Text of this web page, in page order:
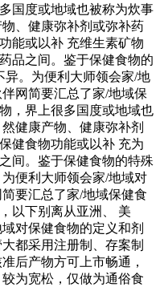
国度或地域也被称为炊事
、健康弥补剂或弥补药
能或以补 充维生素矿物
品之间。鉴于保健食物的
异。为便利大师领会家/地
网简要汇总了家/地域保
，界上很多国度或地域也
健康产物、健康弥补剂
健食物功能或以补 充为
间。鉴于保健食物的特殊
便利大师领会家/地域对
要汇总了家/地域保健食
以下别离从亚洲、 美
对保健食物的定义和剂
都采用注册制、存案制
后产物方可上市畅通，
为宽松，仅做为通俗食